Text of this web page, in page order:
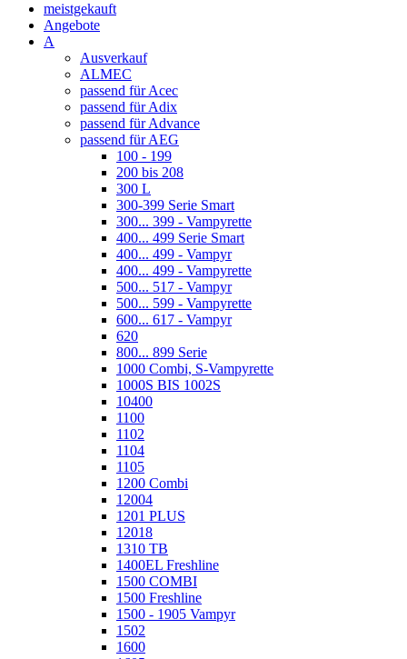
meistgekauft
Angebote
A
Ausverkauf
ALMEC
passend für Acec
passend für Adix
passend für Advance
passend für AEG
100 - 199
200 bis 208
300 L
300-399 Serie Smart
300... 399 - Vampyrette
400... 499 Serie Smart
400... 499 - Vampyr
400... 499 - Vampyrette
500... 517 - Vampyr
500... 599 - Vampyrette
600... 617 - Vampyr
620
800... 899 Serie
1000 Combi, S-Vampyrette
1000S BIS 1002S
10400
1100
1102
1104
1105
1200 Combi
12004
1201 PLUS
12018
1310 TB
1400EL Freshline
1500 COMBI
1500 Freshline
1500 - 1905 Vampyr
1502
1600